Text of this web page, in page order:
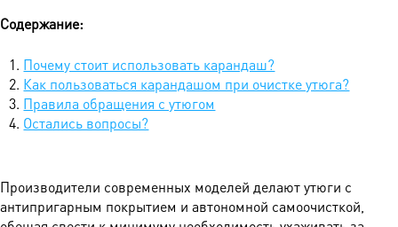
Содержание:
Почему стоит использовать карандаш?
Как пользоваться карандашом при очистке утюга?
Правила обращения с утюгом
Остались вопросы?
Производители современных моделей делают утюги с
антипригарным покрытием и автономной самоочисткой,